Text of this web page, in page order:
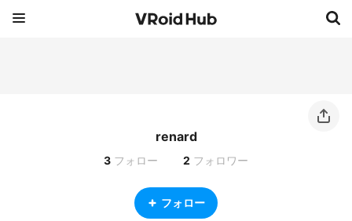
renard
3 フォロー 2 フォロワー
フォロー